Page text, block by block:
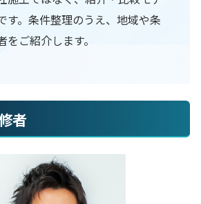
す。条件整理のうえ、地域や条
ご紹介します。
者